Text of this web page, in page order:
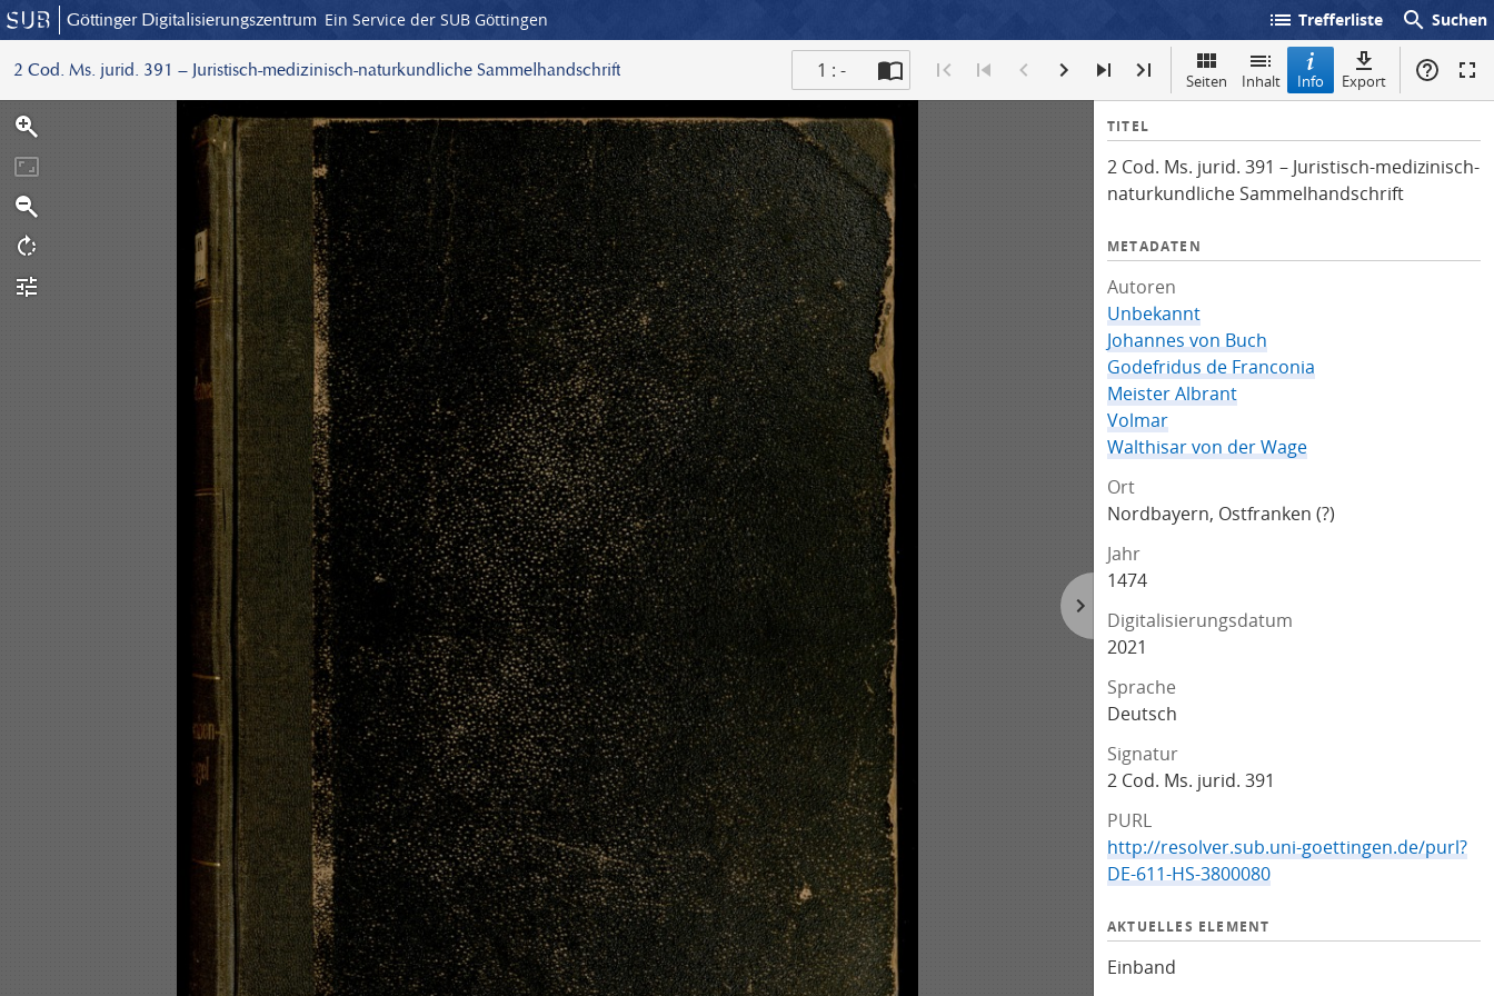
Göttinger Digitalisierungszentrum Ein Service der SUB Göttingen list Trefferliste search Suchen
2 Cod. Ms. jurid. 391 – Juristisch-medizinisch-naturkundliche Sammelhandschrift 1 : - Seiten Inhalt Info Export
I
f
o
TITEL
2 Cod. Ms. jurid. 391 – Juristisch-medizinisch-
naturkundliche Sammelhandschrift
METADATEN
Autoren
Unbekannt
Johannes von Buch
Godefridus de Franconia
Meister Albrant
Volmar
Walthisar von der Wage
Ort
Nordbayern, Ostfranken (?)
Jahr
1474
Digitalisierungsdatum
2021
Sprache
Deutsch
Signatur
2 Cod. Ms. jurid. 391
PURL
http://resolver.sub.uni-goettingen.de/purl?
DE-611-HS-3800080
AKTUELLES ELEMENT
Einband